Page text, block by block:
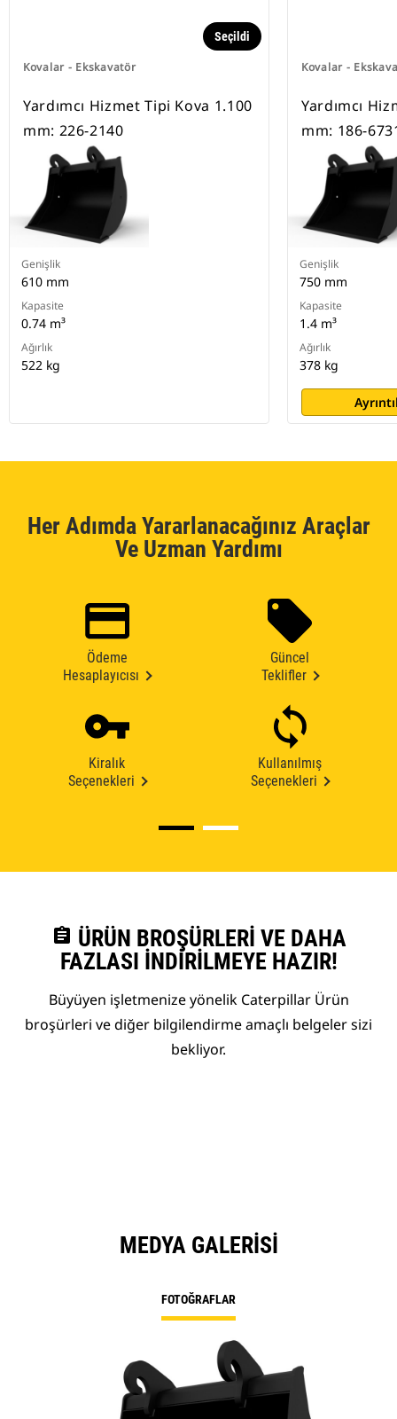
Kovalar - Ekskavatör
Seçildi
Yardımcı Hizmet Tipi Kova 1.100
mm: 226-2140
Genişlik
610 mm
Kapasite
0.74 m³
Ağırlık
522 kg
Kovalar -
Yardımcı
mm: 186-
Genişlik
750 mm
Kapasite
1.4 m³
Ağırlık
378 kg
Her Adımda Yararlanacağınız Araçlar
Ve Uzman Yardımı
Ödeme
Hesaplayıcısı
Güncel
Teklifler
Kiralık
Seçenekleri
Kullanılmış
Seçenekleri
assignment ÜRÜN BROŞÜRLERI VE DAHA
FAZLASI İNDIRILMEYE HAZIR!
Büyüyen işletmenize yönelik Caterpillar Ürün
broşürleri ve diğer bilgilendirme amaçlı belgeler sizi
bekliyor.
MEDYA GALERISI
FOTOĞRAFLAR